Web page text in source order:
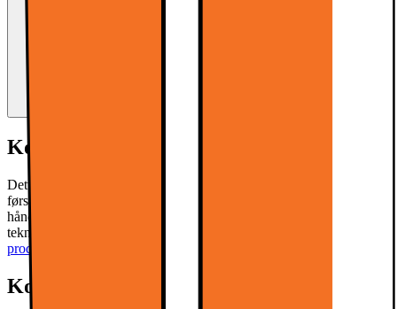
Kort om produktet
Dette Philips 48" OLED760 4K OLED Smart TV tilbyder
førsteklasses videokvalitet og en verden af underholdning lige ved
hånden. P5 AI Intelligent Picture Engine med HDR, OLED-
teknologi og Ambilight giver en fordybende oplevelse.
produktet
Kort om produktet